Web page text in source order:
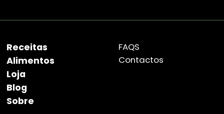
Receitas
Alimentos
Loja
Blog
Sobre
FAQS
Contactos